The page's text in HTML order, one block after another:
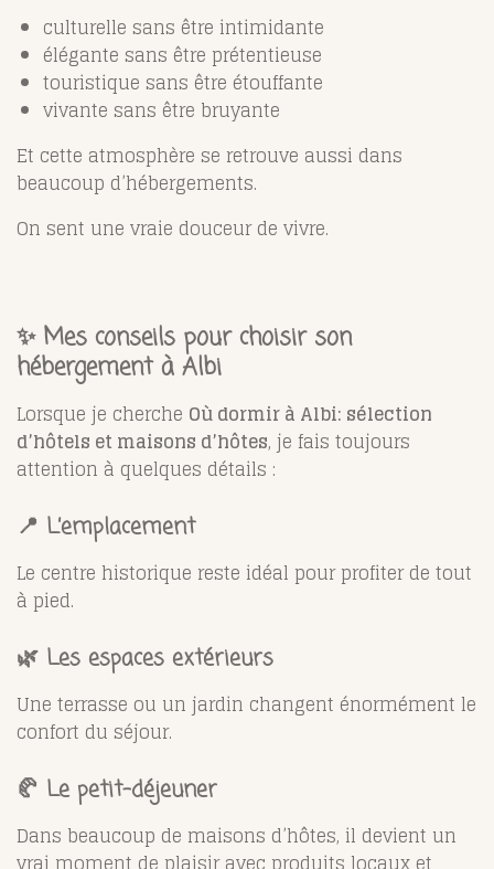
culturelle sans être intimidante
élégante sans être prétentieuse
touristique sans être étouffante
vivante sans être bruyante
Et cette atmosphère se retrouve aussi dans
beaucoup d’hébergements.
On sent une vraie douceur de vivre.
✨ Mes conseils pour choisir son
hébergement à Albi
Lorsque je cherche Où dormir à Albi: sélection
d’hôtels et maisons d’hôtes, je fais toujours
attention à quelques détails :
📍 L’emplacement
Le centre historique reste idéal pour profiter de tout
à pied.
🌿 Les espaces extérieurs
Une terrasse ou un jardin changent énormément le
confort du séjour.
🥐 Le petit-déjeuner
Dans beaucoup de maisons d’hôtes, il devient un